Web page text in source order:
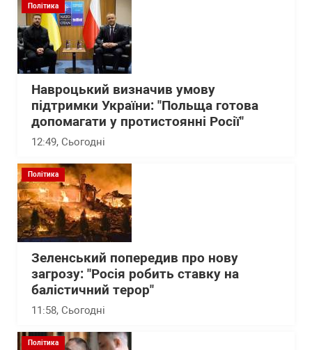
Політика
Навроцький визначив умову
підтримки України: "Польща готова
допомагати у протистоянні Росії"
12:49, Сьогодні
Політика
Зеленський попередив про нову
загрозу: "Росія робить ставку на
балістичний терор"
11:58, Сьогодні
Політика